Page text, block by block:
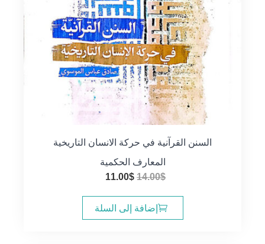
السنن القرآنية في حركة الانسان التاريخية
المعارف الحكمية
14.00$
السعر
هو:
14.00$.
11.00$
هو:
11.00$.
إضافة إلى السلة